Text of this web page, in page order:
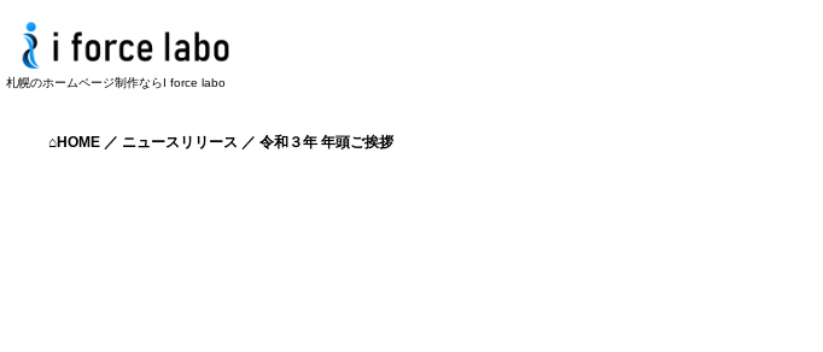
札幌のホームページ制作ならI force labo
⌂HOME ／ ニュースリリース ／ 令和３年 年頭ご挨拶